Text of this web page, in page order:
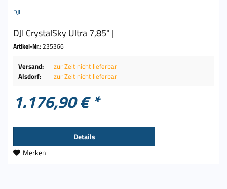
DJI
DJI CrystalSky Ultra 7,85" |
Artikel-Nr.:235366
Versand:
zur Zeit nicht lieferbar
Alsdorf:
zur Zeit nicht lieferbar
1.176,90 € *
Details
Merken